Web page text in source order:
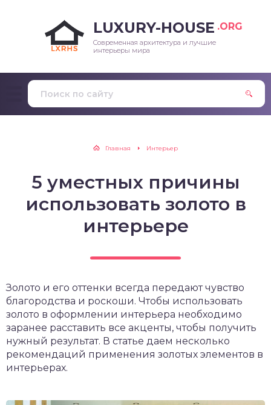
LUXURY-HOUSE .ORG
Современная архитектура и лучшие
интерьеры мира
Главная Интерьер
5 уместных причины
использовать золото в
интерьере
Золото и его оттенки всегда передают чувство
благородства и роскоши. Чтобы использовать
золото в оформлении интерьера необходимо
заранее расставить все акценты, чтобы получить
нужный результат. В статье даем несколько
рекомендаций применения золотых элементов в
интерьерах.